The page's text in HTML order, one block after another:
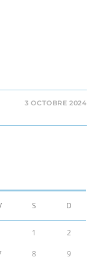
3 OCTOBRE 2024
S D
1 2
8 9